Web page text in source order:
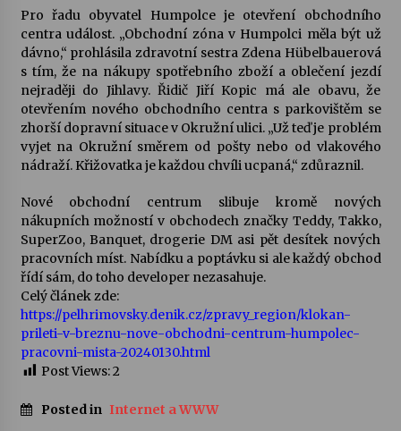
Votavžatský ploty
23. 7. 2026
Letní koncerty ve Stromovce: Rufus Miller
22. 7. 2026
Vysočinka
17. 7. 2026
Ozvěny prázdnin
14. 7. 2026
Za kulturou kousek za Humpolec. V Želivě ožije
odkaz Josefa Čapka
Varhanní recitál Michala Novenka v Klášteře
Pro řadu obyvatel Humpolce je otevření obchodního
centra událost. „Obchodní zóna v Humpolci měla být už
dávno,“ prohlásila zdravotní sestra Zdena Hübelbauerová
s tím, že na nákupy spotřebního zboží a oblečení jezdí
nejraději do Jihlavy. Řidič Jiří Kopic má ale obavu, že
otevřením nového obchodního centra s parkovištěm se
zhorší dopravní situace v Okružní ulici. „Už teď je problém
vyjet na Okružní směrem od pošty nebo od vlakového
nádraží. Křižovatka je každou chvíli ucpaná,“ zdůraznil.
Nové obchodní centrum slibuje kromě nových
nákupních možností v obchodech značky Teddy, Takko,
SuperZoo, Banquet, drogerie DM asi pět desítek nových
pracovních míst. Nabídku a poptávku si ale každý obchod
řídí sám, do toho developer nezasahuje.
Celý článek zde:
https://pelhrimovsky.denik.cz/zpravy_region/klokan-
prileti-v-breznu-nove-obchodni-centrum-humpolec-
pracovni-mista-20240130.html
Post Views:2
Posted in Internet a WWW